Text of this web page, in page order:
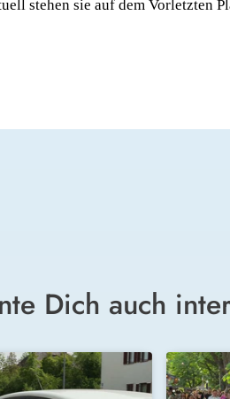
stehen sie auf dem Vorletzten
Dich auch